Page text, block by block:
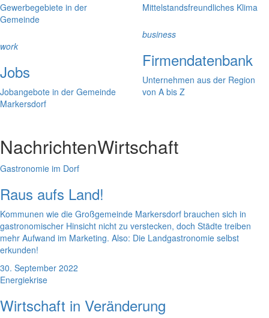
Gewerbegebiete in der
Gemeinde
Mittelstandsfreundliches Klima
business
Firmendatenbank
Unternehmen aus der Region
von A bis Z
work
Jobs
Jobangebote in der Gemeinde
Markersdorf
NachrichtenWirtschaft
Gastronomie im Dorf
Raus aufs Land!
Kommunen wie die Großgemeinde Markersdorf brauchen sich in
gastronomischer Hinsicht nicht zu verstecken, doch Städte treiben
mehr Aufwand im Marketing. Also: Die Landgastronomie selbst
erkunden!
30. September 2022
Energiekrise
Wirtschaft in Veränderung